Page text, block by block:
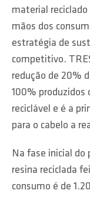
material
mãos dos
estratégia de
competitivo.
redução de 20%
100% produzidos
reciclável e é a
para o cabelo a
Na fase inicial do
resina reciclada
consumo é de